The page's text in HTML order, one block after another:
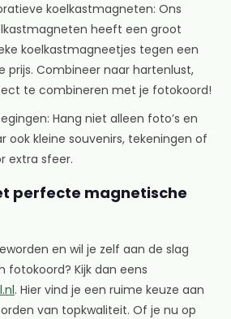
koelkastmagneten: Ons
heeft een groot
koelkastmagneetjes tegen een
prijs. Combineer naar hartenlust,
te combineren met je fotokoord!
Hang niet alleen foto’s en
ook kleine souvenirs, tekeningen of
extra sfeer.
perfecte magnetische
en wil je zelf aan de slag
Kijk dan eens
. Hier vind je een ruime keuze aan
van topkwaliteit. Of je nu op